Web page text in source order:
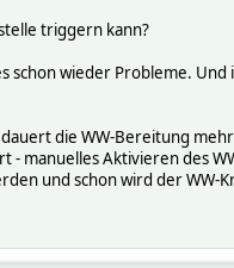
triggern kann?
wieder Probleme. Und
die WW-Bereitung
manuelles Aktivieren des
und schon wird der WW-